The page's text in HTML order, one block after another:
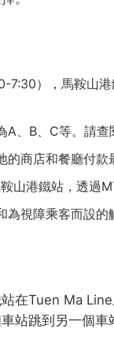
），馬鞍山
、B、C等。請查
商店和餐廳付款
山港鐵站，透過
視障乘客而設的
在Tuen Ma
站跳到另一個車